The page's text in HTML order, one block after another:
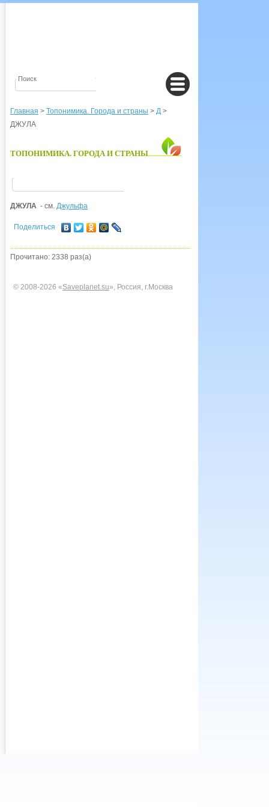
Главная > Топонимика. Города и страны > Д >
ДЖУЛА
ТОПОНИМИКА. ГОРОДА И СТРАНЫ
ДЖУЛА - см. Джульфа
Поделиться
Прочитано: 2338 раз(а)
© 2008-2026 «Saveplanet.su», Россия, г.Москва